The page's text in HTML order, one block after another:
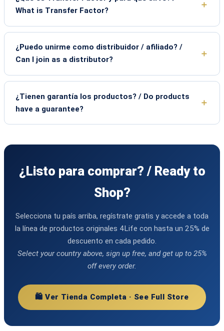
What is Transfer Factor?
¿Puedo unirme como distribuidor / afiliado? /
Can I join as a distributor?
¿Tienen garantía los productos? / Do products
have a guarantee?
¿Listo para comprar? / Ready to
Shop?
Selecciona tu país arriba, regístrate gratis y accede a toda
la línea de productos originales 4Life con hasta un 25% de
descuento en cada pedido.
Select your country above, sign up free, and get up to 25%
off every order.
🛍️ Ver Tienda Completa · See Full Store